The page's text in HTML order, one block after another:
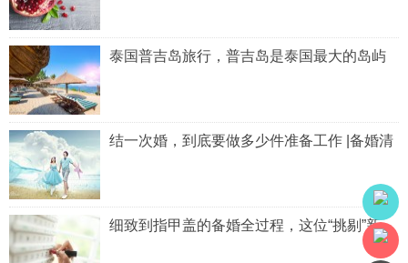
泰国普吉岛旅行，普吉岛是泰国最大的岛屿
结一次婚，到底要做多少件准备工作 |备婚清
细致到指甲盖的备婚全过程，这位“挑剔”新